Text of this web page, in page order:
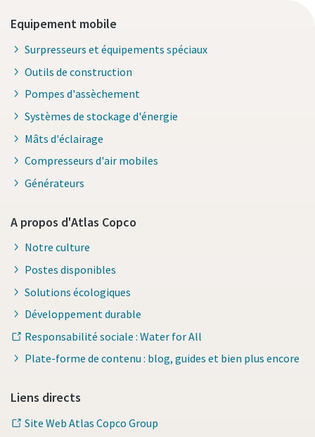
Equipement mobile
Surpresseurs et équipements spéciaux
Outils de construction
Pompes d'assèchement
Systèmes de stockage d'énergie
Mâts d'éclairage
Compresseurs d'air mobiles
Générateurs
A propos d'Atlas Copco
Notre culture
Postes disponibles
Solutions écologiques
Développement durable
Responsabilité sociale : Water for All
Plate-forme de contenu : blog, guides et bien plus encore
Liens directs
Site Web Atlas Copco Group